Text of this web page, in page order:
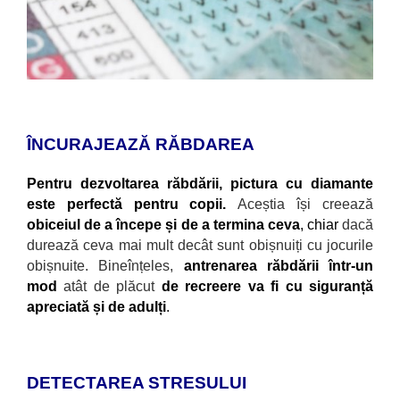
ÎNCURAJEAZĂ RĂBDAREA
Pentru dezvoltarea răbdării, pictura cu diamante
este perfectă pentru copii.Aceștiaîși creează
obiceiul de a începe și de a termina ceva, chiardacă
durează ceva mai mult decât sunt obișnuiți cu jocurile
obișnuite. Bineînțeles, antrenarea răbdării într-un
modatât de plăcut de recreere va fi cu siguranță
apreciată și de adulți.
DETECTAREA STRESULUI